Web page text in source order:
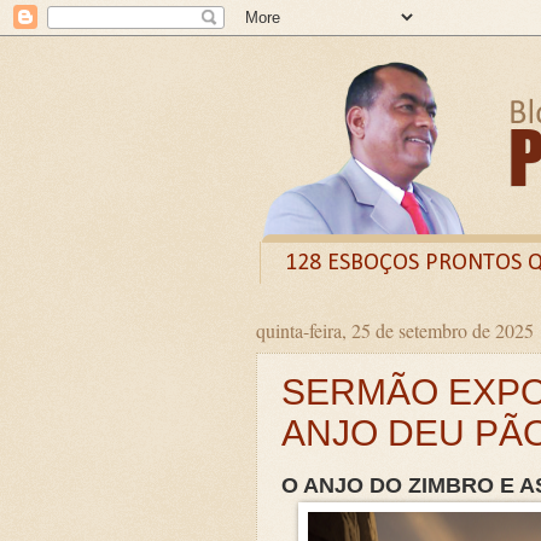
128 ESBOÇOS PRONTOS
Odysee
Livro X
CURSO DE FORMAÇÃO
LIVRETO: TÍTULO - O
Guia prático: Como
O QUE A BÍBLIA DIZ
quinta-feira, 25 de setembro de 2025
SERMÃO
ANJO DEU
O ANJO DO ZIMBRO E